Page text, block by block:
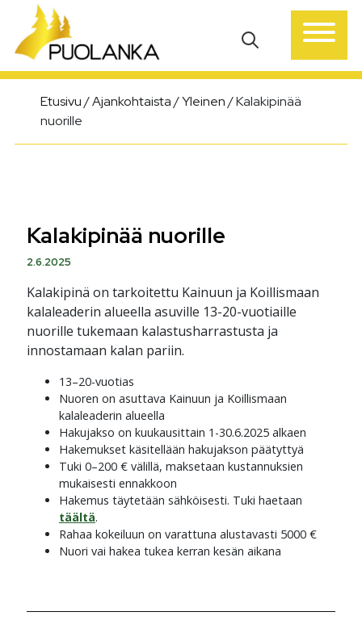
Päävalikko
Etusivu/Ajankohtaista/Yleinen/Kalakipinää
nuorille
Kalakipinää nuorille
2.6.2025
Kalakipinä on tarkoitettu Kainuun ja Koillismaan
kalaleaderin alueella asuville 13-20-vuotiaille
nuorille tukemaan kalastusharrastusta ja
innostamaan kalan pariin.
13–20-vuotias
Nuoren on asuttava Kainuun ja Koillismaan
kalaleaderin alueella
Hakujakso on kuukausittain 1-30.6.2025 alkaen
Hakemukset käsitellään hakujakson päätyttyä
Tuki 0–200 € välillä, maksetaan kustannuksien
mukaisesti ennakkoon
Hakemus täytetään sähköisesti. Tuki haetaan
täältä.
Rahaa kokeiluun on varattuna alustavasti 5000 €
Nuori vai hakea tukea kerran kesän aikana